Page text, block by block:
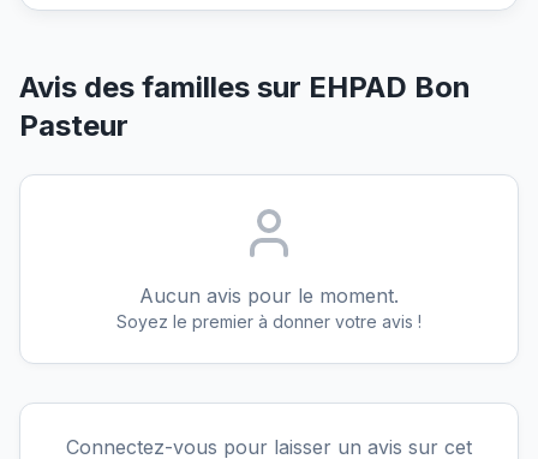
Avis des familles sur EHPAD Bon
Pasteur
Aucun avis pour le moment.
Soyez le premier à donner votre avis !
Connectez-vous pour laisser un avis sur cet